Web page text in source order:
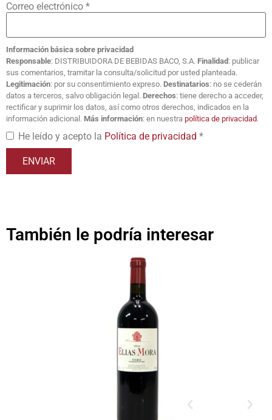
Correo electrónico *
Información básica sobre privacidad
Responsable: DISTRIBUIDORA DE BEBIDAS BACO, S.A. Finalidad : publicar
sus comentarios, tramitar la consulta/solicitud por usted planteada.
Legitimación: por su consentimiento expreso. Destinatarios: no se cederán
datos a terceros, salvo obligación legal. Derechos: tiene derecho a acceder,
rectificar y suprimir los datos, así como otros derechos, indicados en la
información adicional. Más información: en nuestra política de privacidad.
He leído y acepto la Política de privacidad *
También le podría interesar